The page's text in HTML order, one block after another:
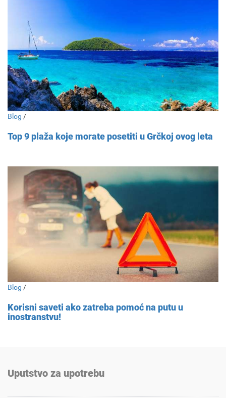
Blog /
Top 9 plaža koje morate posetiti u Grčkoj ovog leta
Blog /
Korisni saveti ako zatreba pomoć na putu u
inostranstvu!
Uputstvo za upotrebu